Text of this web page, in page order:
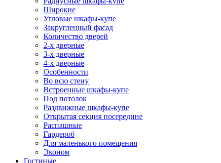
Широкие
Угловые шкафы-купе
Закругленный фасад
Количество дверей
2-х дверные
3-х дверные
4-х дверные
Особенности
Во всю стену
Встроенные шкафы-купе
Под потолок
Раздвижные шкафы-купе
Открытая секция посередине
Распашные
Гардероб
Для маленького помещения
Эконом
Гостиные